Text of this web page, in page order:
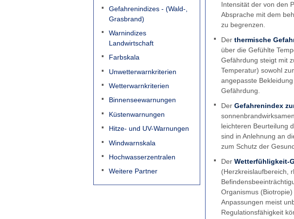
Gefahrenindizes - (Wald-,
Grasbrand)
Warnindizes
Landwirtschaft
Farbskala
Unwetterwarnkriterien
Wetterwarnkriterien
Binnenseewarnungen
Küstenwarnungen
Hitze- und UV-Warnungen
Windwarnskala
Hochwasserzentralen
Weitere Partner
Intensität der von den
Absprache mit dem
zu begrenzen.
Der thermische
über die Gefühlte
Gefährdung steigt mit
Temperatur) sowohl
angepasste
Gefährdung.
Der Gefahrenindex
leichteren Beurteilung
sind in Anlehnung an
zum Schutz der
Der Wetterfühligkeit-
(Herzkreislaufbereich,
Organismus
Anpassungen meist
Regulationsfähigkeit